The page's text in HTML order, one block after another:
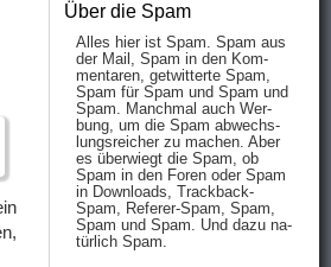
Über die Spam
Alles hier ist Spam. Spam aus
der Mail, Spam in den Kom­
men­taren, ge­twit­ter­te Spam,
Spam für Spam und Spam und
Spam. Manch­mal auch Wer­
bung, um die Spam ab­wechs­
lungs­reich­er zu mach­en. Aber
es über­wiegt die Spam, ob
Spam in den Fo­ren oder Spam
in Down­loads, Track­back-
Spam, Re­fe­rer-Spam, Spam,
Spam und Spam. Und da­zu na­
tür­lich Spam.